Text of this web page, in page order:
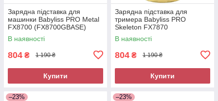
Зарядна підставка для
машинки Babyliss PRO Metal
FX8700 (FX8700GBASE)
В наявності
804 ₴ 1 190 ₴
Купити
Зарядна підставка для
тримера Babyliss PRO
Skeleton FX7870
(FX7870GBASE)
В наявності
804 ₴ 1 190 ₴
Купити
–23% –23%